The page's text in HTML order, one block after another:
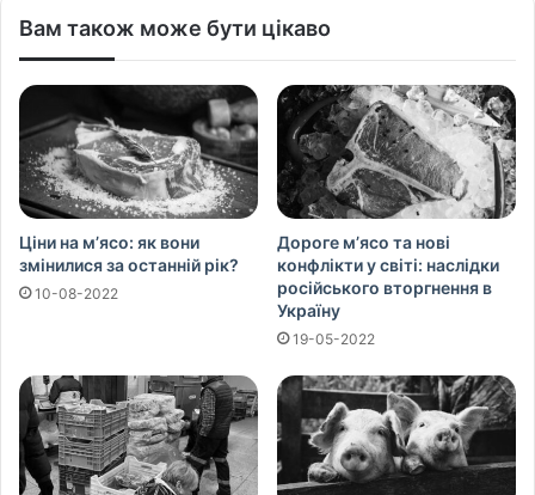
Вам також може бути цікаво
Ціни на м’ясо: як вони
змінилися за останній рік?
10-08-2022
Дороге м’ясо та нові
конфлікти у світі: наслідки
російського вторгнення в
Україну
19-05-2022